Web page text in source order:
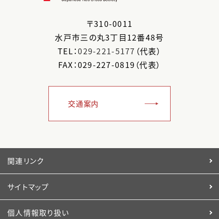
〒310-0011
水戸市三の丸3丁目12番48号
TEL：029-221-5177 （代表）
FAX：029-227-0819（代表）
交通案内
関連リンク
サイトマップ
個人情報取り扱い